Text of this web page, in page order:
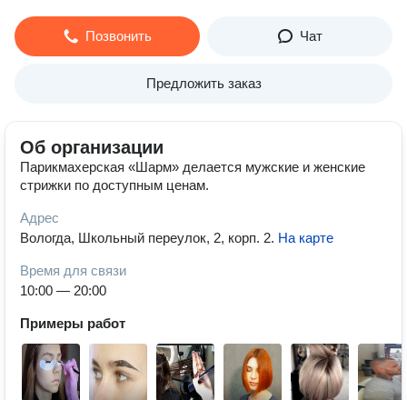
Позвонить Чат
Предложить заказ
Об организации
Парикмахерская «Шарм» делается мужские и женские
стрижки по доступным ценам.
Адрес
Вологда, Школьный переулок, 2, корп. 2. На карте
Время для связи
10:00 — 20:00
Примеры работ